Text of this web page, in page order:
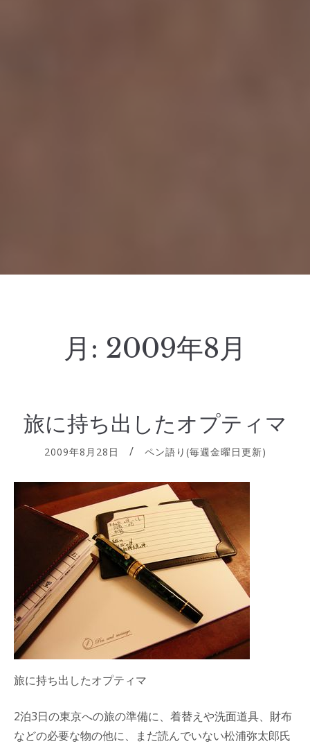
月: 2009年8月
旅に持ち出したオプティマ
2009年8月28日 ペン語り(毎週金曜日更新)
旅に持ち出したオプティマ
2泊3日の東京への旅の準備に、着替えや洗面道具、財布
などの必要な物の他に、まだ読んでいない松浦弥太郎氏